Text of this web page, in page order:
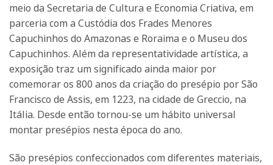
meio da Secretaria de Cultura e Economia Criativa, em
parceria com a Custódia dos Frades Menores
Capuchinhos do Amazonas e Roraima e o Museu dos
Capuchinhos. Além da representatividade artística, a
exposição traz um significado ainda maior por
comemorar os 800 anos da criação do presépio por São
Francisco de Assis, em 1223, na cidade de Greccio, na
Itália. Desde então tornou-se um hábito universal
montar presépios nesta época do ano.
São presépios confeccionados com diferentes materiais,